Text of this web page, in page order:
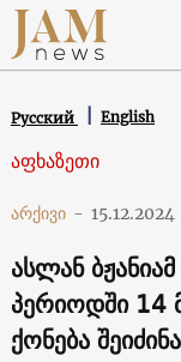
Русский English
აფხაზეთი
არქივი - 15.12.2024
ასლან
პერიოდში 14
ქონება შეიძინა